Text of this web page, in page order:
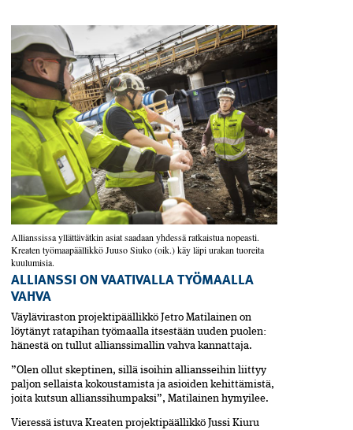
Allianssissa yllättävätkin asiat saadaan yhdessä ratkaistua nopeasti.
Kreaten työmaapäällikkö Juuso ­Siuko (oik.) käy läpi urakan tuoreita
kuulumisia.
ALLIANSSI ON VAATIVALLA TYÖMAALLA
VAHVA
Väyläviraston projektipäällikkö Jetro Matilainen on
löytänyt ratapihan työmaalla itsestään uuden puolen:
hänestä on tullut allianssimallin vahva kannattaja.
”Olen ollut skeptinen, sillä isoihin alliansseihin liittyy
paljon sellaista kokoustamista ja asioiden kehittämistä,
joita kutsun allianssihumpaksi”, Matilainen hymyilee.
Vieressä istuva Kreaten projektipäällikkö Jussi Kiuru